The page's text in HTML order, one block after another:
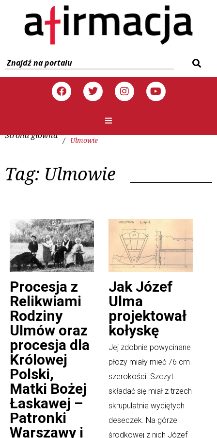
Strona główna / Ulmowie
Tag: Ulmowie
Procesja z
Relikwiami
Rodziny
Ulmów oraz
procesja dla
Królowej
Polski,
Matki Bożej
Łaskawej –
Patronki
Warszawy i
Jak Józef
Ulma
projektował
kołyskę
Jej zdobnie powycinane
płozy miały mieć 76 cm
szerokości. Szczyt
składać się miał z trzech
skrupulatnie wyciętych
deseczek. Na górze
środkowej z nich Józef